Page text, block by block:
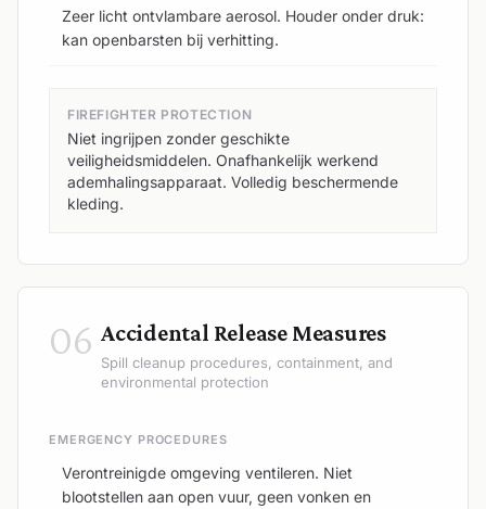
Zeer licht ontvlambare aerosol. Houder onder druk:
kan openbarsten bij verhitting.
FIREFIGHTER PROTECTION
Niet ingrijpen zonder geschikte
veiligheidsmiddelen. Onafhankelijk werkend
ademhalingsapparaat. Volledig beschermende
kleding.
06 Accidental Release Measures
Spill cleanup procedures, containment, and
environmental protection
EMERGENCY PROCEDURES
Verontreinigde omgeving ventileren. Niet
blootstellen aan open vuur, geen vonken en